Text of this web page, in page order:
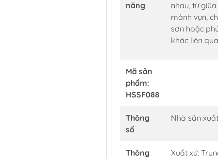
năng
nhau, từ
mảnh vụn,
sơn hoặc
khác liên
Mã sản
phẩm:
HSSF088
Thông
số
Nhà sản
Thông
Xuất xứ: